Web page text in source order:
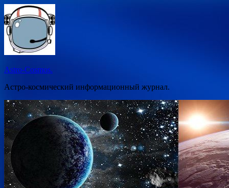
Перейти
к
содержимому
Astro-Cosmos.
Астро-космический информационный журнал.